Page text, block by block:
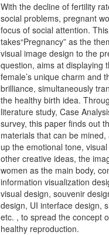
With the decline of fertility
social problems, pregnant
focus of social attention.
takes“Pregnancy” as the
visual image design to the
question, aims at displaying
female’s unique charm and
brilliance, simultaneously
the healthy birth idea.
literature study, Case
survey, this paper finds out
materials that can be
up the emotional tone,
other creative ideas, the
women as the main body,
information visualization
visual design, souvenir
design, UI interface design,
etc. , to spread the concept
healthy reproduction.